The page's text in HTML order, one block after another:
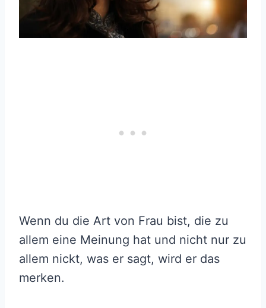
Wenn du die Art von Frau bist, die zu
allem eine Meinung hat und nicht nur zu
allem nickt, was er sagt, wird er das
merken.